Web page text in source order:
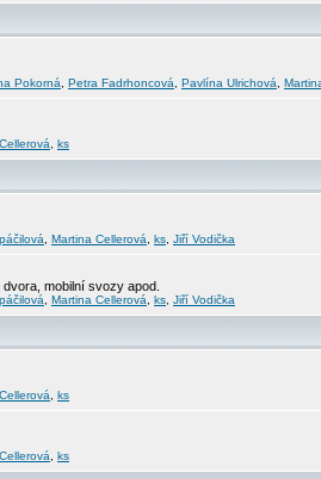
Pokorná Petra Fadrhoncová Pavlína Ulrichová
ks
Martina Cellerová ks Jiří Vodička
mobilní svozy apod.
Martina Cellerová ks Jiří Vodička
ks
ks